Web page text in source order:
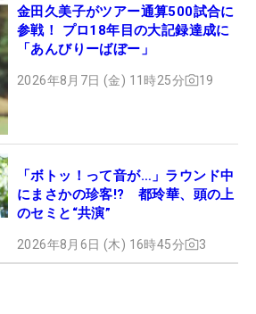
金田久美子がツアー通算500試合に
参戦！ プロ18年目の大記録達成に
「あんびりーばぼー」
2026年8月7日 (金) 11時25分 19
「ボトッ！って音が…」ラウンド中
にまさかの珍客!? 都玲華、頭の上
のセミと“共演”
2026年8月6日 (木) 16時45分 3